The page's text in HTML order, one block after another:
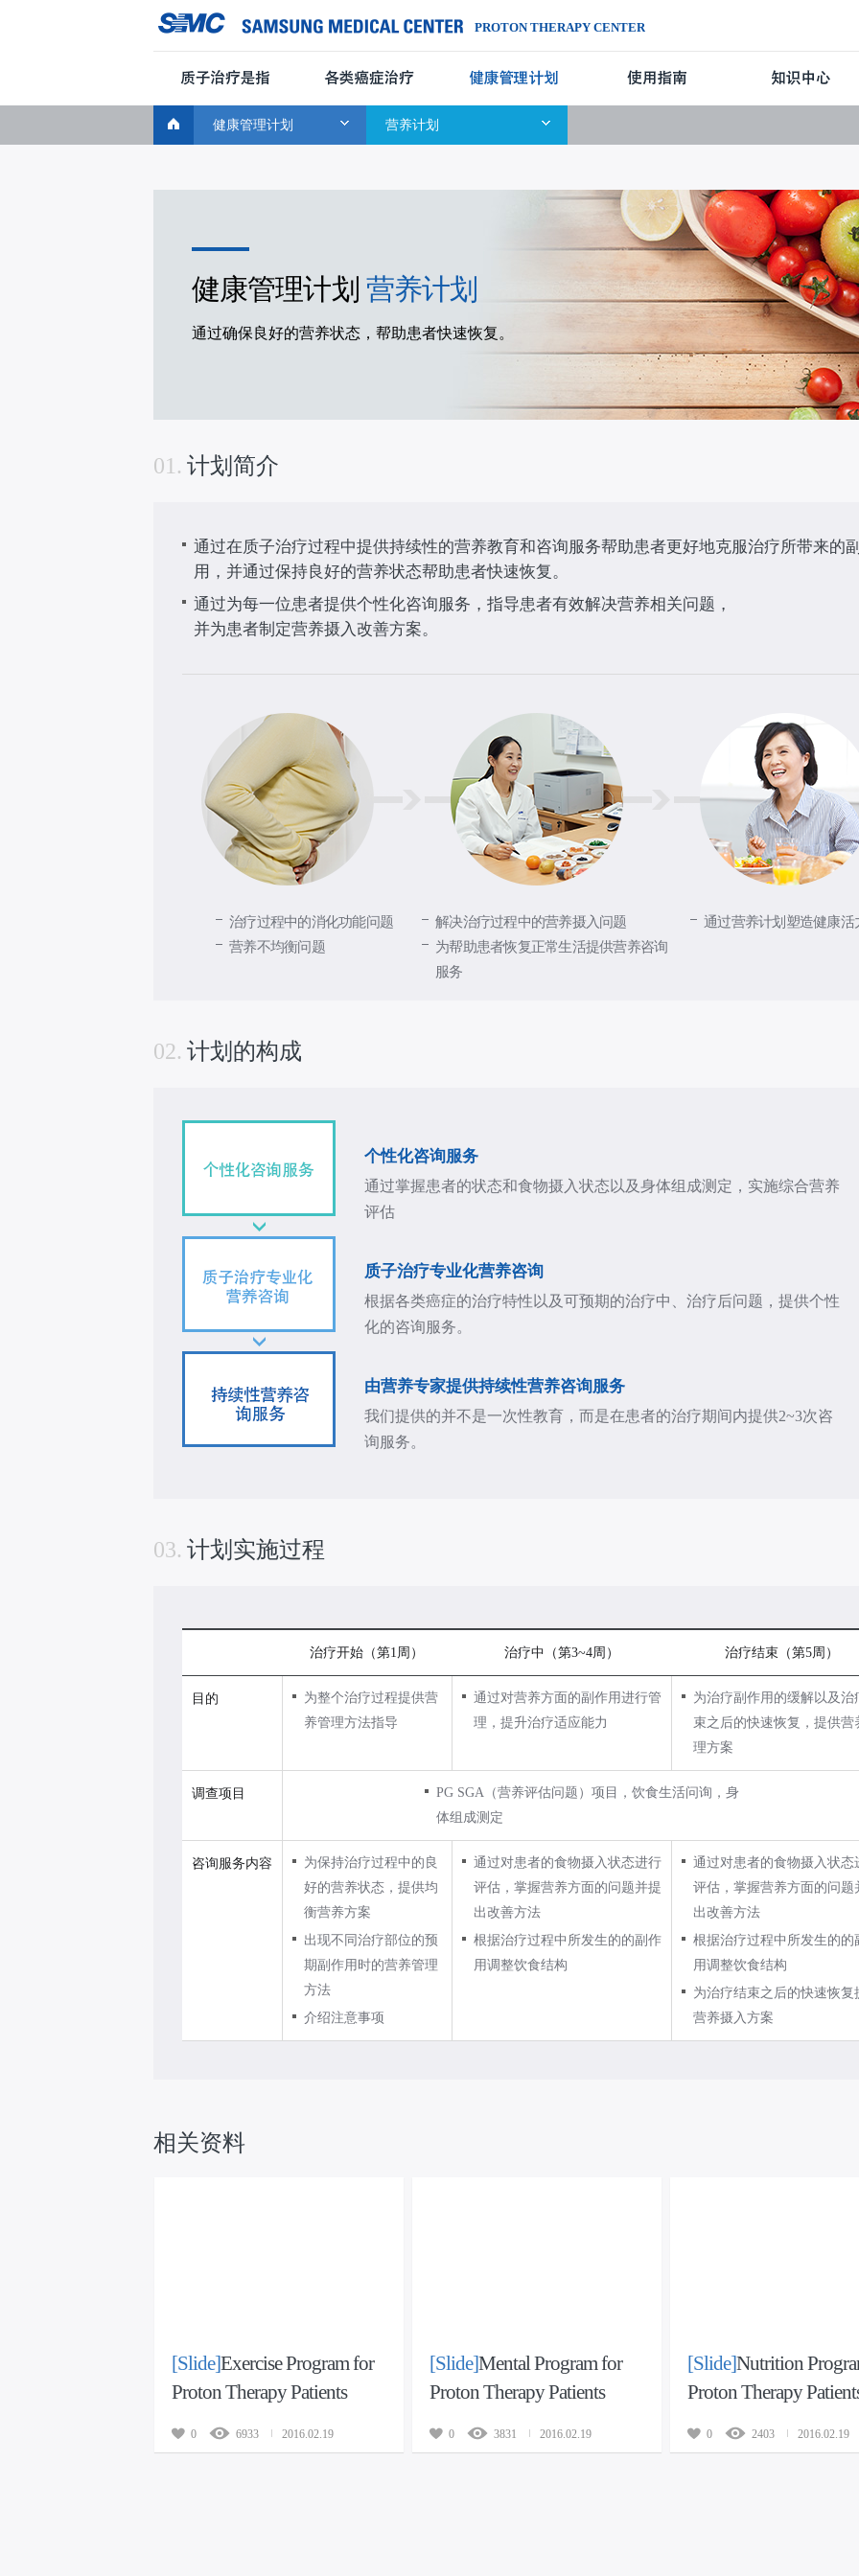
PROTON THERAPY CENTER
使用指南 知识中心 治疗中心简介
健康管理计划 营养计划
健康管理计划 营养计划
通过确保良好的营养状态，帮助患者快速恢复。
01. 计划简介
通过在质子治疗过程中提供持续性的营养教育和咨询服务帮助患者更好地克服治疗所带来的
用，并通过保持良好的营养状态帮助患者快速恢复。
通过为每一位患者提供个性化咨询服务，指导患者有效解决营养相关问题，
并为患者制定营养摄入改善方案。
治疗过程中的消化功能问题
营养不均衡问题
解决治疗过程中的营养摄入问题
为帮助患者恢复正常生活提供营养咨询
服务
通过营养计划塑造健康活
02. 计划的构成
询
质
疗
咨
个性化咨询服务
通过掌握患者的状态和食物摄入状态以及身体组成测定，实施综合营养
评估
质子治疗专业化营养咨询
根据各类癌症的治疗特性以及可预期的治疗中、治疗后问题，提供个性
化的咨询服务。
由营养专家提供持续性营养咨询服务
我们提供的并不是一次性教育，而是在患者的治疗期间内提供2~3次咨
询服务。
03. 计划实施过程
治疗开始（第1周） 治疗中（第3~4周） 治疗结束（第5周）
目的
为整个治疗过程提供营
养管理方法指导
通过对营养方面的副作用进行管
理，提升治疗适应能力
为治疗副作用的缓解以及治
束之后的快速恢复，提供营
理方案
调查项目
PG SGA（营养评估问题）项目，饮食生活问询，身
体组成测定
咨询服务内容
为保持治疗过程中的良
好的营养状态，提供均
衡营养方案
出现不同治疗部位的预
期副作用时的营养管理
方法
介绍注意事项
通过对患者的食物摄入状态进行
评估，掌握营养方面的问题并提
出改善方法
根据治疗过程中所发生的的副作
用调整饮食结构
通过对患者的食物摄入状态
评估，掌握营养方面的问题
出改善方法
根据治疗过程中所发生的的
用调整饮食结构
为治疗结束之后的快速恢复
营养摄入方案
相关资料
[Slide]Exercise Program for
Proton Therapy Patients
0 6933 2016.02.19
[Slide]Mental Program for
Proton Therapy Patients
0 3831 2016.02.19
[Slide]Nutrition
Proton Therapy
0 2403 2016.02.19